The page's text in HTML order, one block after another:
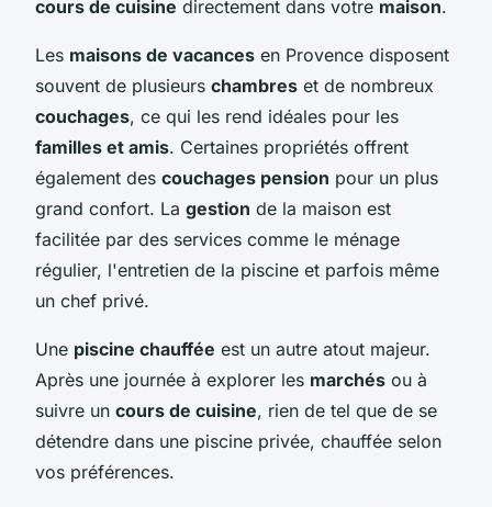
cours de cuisine directement dans votre maison.
Les maisons de vacances en Provence disposent
souvent de plusieurs chambres et de nombreux
couchages, ce qui les rend idéales pour les
familles et amis. Certaines propriétés offrent
également des couchages pension pour un plus
grand confort. La gestion de la maison est
facilitée par des services comme le ménage
régulier, l'entretien de la piscine et parfois même
un chef privé.
Une piscine chauffée est un autre atout majeur.
Après une journée à explorer les marchés ou à
suivre un cours de cuisine, rien de tel que de se
détendre dans une piscine privée, chauffée selon
vos préférences.